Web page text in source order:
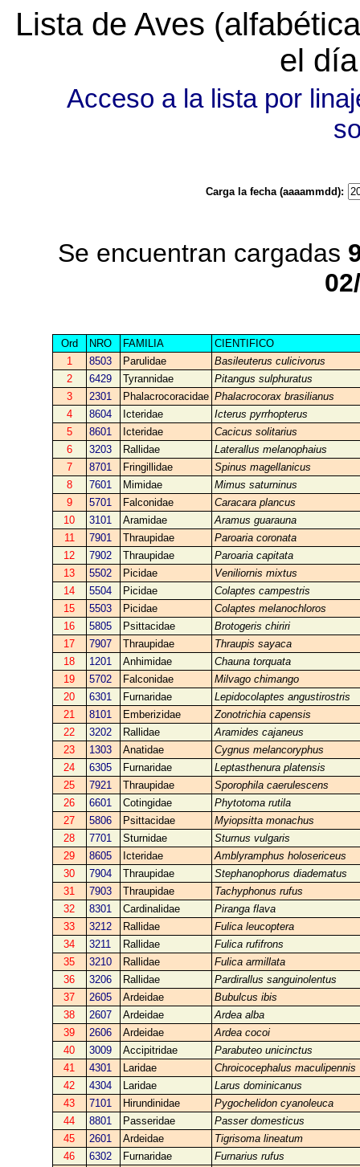
Lista de Aves
el
Acceso a la lista por
Carga la fecha (aaaammdd):
Se encuentran cargadas
Ord NRO FAMILIA
CIENTIFICO
1
8503 Parulidae
Basileuterus culicivorus
2
6429 Tyrannidae
Pitangus sulphuratus
3
2301 Phalacrocoracidae Phalacrocorax brasilianus
4
8604 Icteridae
Icterus pyrrhopterus
5
8601 Icteridae
Cacicus solitarius
6
3203 Rallidae
Laterallus melanophaius
7
8701 Fringillidae
Spinus magellanicus
8
7601 Mimidae
Mimus saturninus
9
5701 Falconidae
Caracara plancus
10
3101 Aramidae
Aramus guarauna
11
7901 Thraupidae
Paroaria coronata
12
7902 Thraupidae
Paroaria capitata
13
5502 Picidae
Veniliornis mixtus
14
5504 Picidae
Colaptes campestris
15
5503 Picidae
Colaptes melanochloros
16
5805 Psittacidae
Brotogeris chiriri
17
7907 Thraupidae
Thraupis sayaca
18
1201 Anhimidae
Chauna torquata
19
5702 Falconidae
Milvago chimango
20
6301 Furnaridae
Lepidocolaptes angustirostris
21
8101 Emberizidae
Zonotrichia capensis
22
3202 Rallidae
Aramides cajaneus
23
1303 Anatidae
Cygnus melancoryphus
24
6305 Furnaridae
Leptasthenura platensis
25
7921 Thraupidae
Sporophila caerulescens
26
6601 Cotingidae
Phytotoma rutila
27
5806 Psittacidae
Myiopsitta monachus
28
7701 Sturnidae
Sturnus vulgaris
29
8605 Icteridae
Amblyramphus holosericeus
30
7904 Thraupidae
Stephanophorus diadematus
31
7903 Thraupidae
Tachyphonus rufus
32
8301 Cardinalidae
Piranga flava
33
3212 Rallidae
Fulica leucoptera
34
3211 Rallidae
Fulica rufifrons
35
3210 Rallidae
Fulica armillata
36
3206 Rallidae
Pardirallus sanguinolentus
37
2605 Ardeidae
Bubulcus ibis
38
2607 Ardeidae
Ardea alba
39
2606 Ardeidae
Ardea cocoi
40
3009 Accipitridae
Parabuteo unicinctus
41
4301 Laridae
Chroicocephalus maculipennis
42
4304 Laridae
Larus dominicanus
43
7101 Hirundinidae
Pygochelidon cyanoleuca
44
8801 Passeridae
Passer domesticus
45
2601 Ardeidae
Tigrisoma lineatum
46
6302 Furnaridae
Furnarius rufus